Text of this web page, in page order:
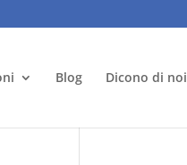
Blog Dicono di noi